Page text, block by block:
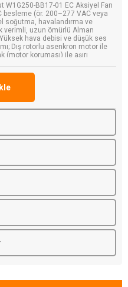
W1G250-BB17-01 EC Aksiyel Fan
besleme (ör. 200–277 VAC veya
soğutma, havalandırma ve
verimli, uzun ömürlü Alman
hava debisi ve düşük ses
Dış rotorlu asenkron motor ile
(motor koruması) ile aşırı